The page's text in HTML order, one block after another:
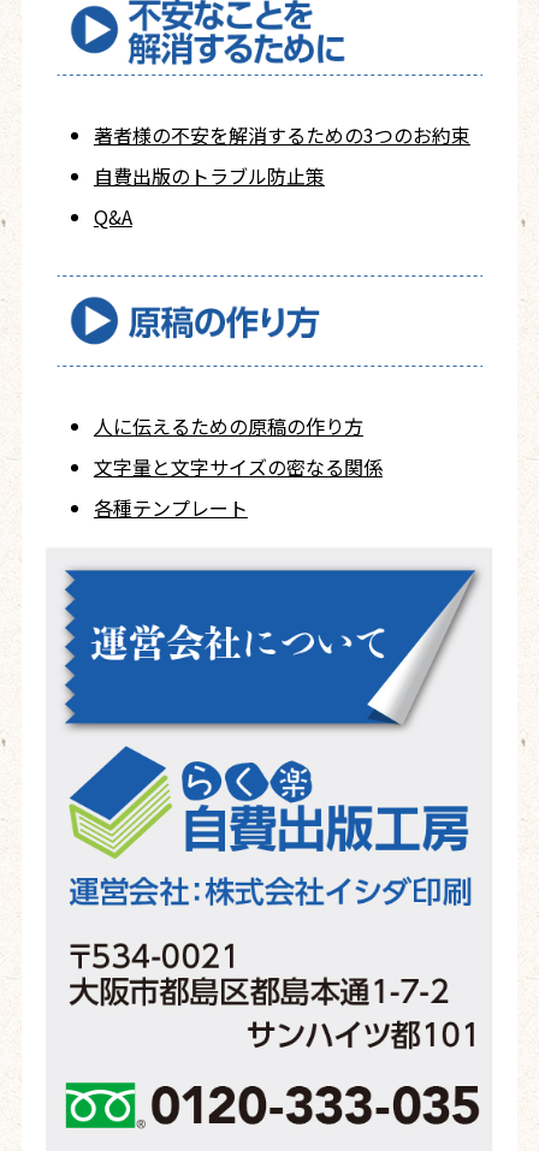
著者様の不安を解消するための3つのお約束
自費出版の トラブル防止策
Q&A
人に伝えるための原稿の作り方
文字量と文字サイズの密なる関係
各種テンプレート